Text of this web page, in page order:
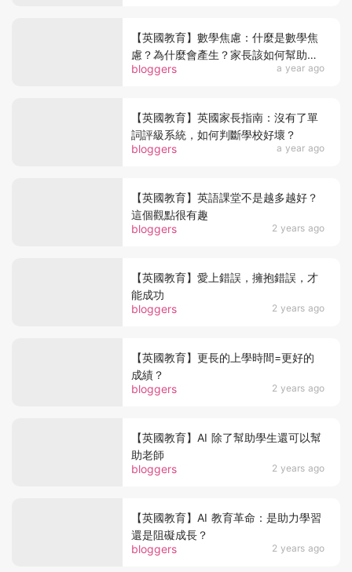
bloggers a year ago
【英國教育】數學焦慮：什麼是數學焦
慮？為什麼會產生？家長該如何幫助孩
子？
bloggers a year ago
【英國教育】英國家長指南：沒有了單
詞評級系統，如何判斷學校好壞？
bloggers 2 years ago
【英國教育】英語課堂不是越多越好？
這個觀點很有趣
bloggers 2 years ago
【英國教育】愛上錯誤，擁抱錯誤，才
能成功
bloggers 2 years ago
【英國教育】更長的上學時間=更好的
成績？
bloggers 2 years ago
【英國教育】AI 除了幫助學生還可以幫
助老師
bloggers 2 years ago
【英國教育】AI 教育革命：是助力學習
還是阻礙成長？